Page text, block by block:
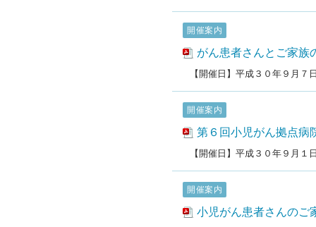
開催案内
がん患者さんとご家
【開催日】平成３０年９月
開催案内
第６回小児がん拠点病
【開催日】平成３０年９月１
開催案内
小児がん患者さんのご